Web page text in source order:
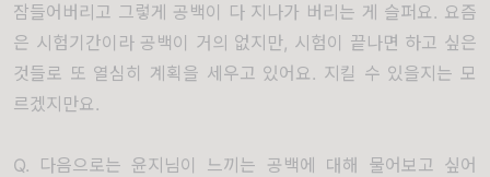
잠들어버리고 그렇게 공백이 다 지나가 버리는 게 슬퍼요. 요즘
은 시험기간이라 공백이 거의 없지만, 시험이 끝나면 하고 싶은
것들로 또 열심히 계획을 세우고 있어요. 지킬 수 있을지는 모
르겠지만요.
Q. 다음으로는 윤지님이 느끼는 공백에 대해 물어보고 싶어